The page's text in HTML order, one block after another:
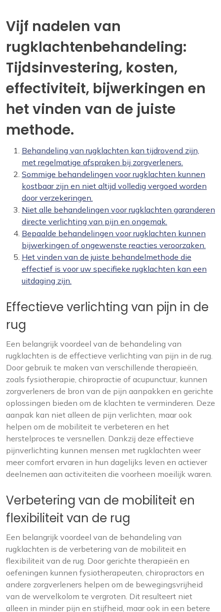
Vijf nadelen van
rugklachtenbehandeling:
Tijdsinvestering, kosten,
effectiviteit, bijwerkingen en
het vinden van de juiste
methode.
Behandeling van rugklachten kan tijdrovend zijn,
met regelmatige afspraken bij zorgverleners.
Sommige behandelingen voor rugklachten kunnen
kostbaar zijn en niet altijd volledig vergoed worden
door verzekeringen.
Niet alle behandelingen voor rugklachten garanderen
directe verlichting van pijn en ongemak.
Bepaalde behandelingen voor rugklachten kunnen
bijwerkingen of ongewenste reacties veroorzaken.
Het vinden van de juiste behandelmethode die
effectief is voor uw specifieke rugklachten kan een
uitdaging zijn.
Effectieve verlichting van pijn in de
rug
Een belangrijk voordeel van de behandeling van
rugklachten is de effectieve verlichting van pijn in de rug.
Door gebruik te maken van verschillende therapieën,
zoals fysiotherapie, chiropractie of acupunctuur, kunnen
zorgverleners de bron van de pijn aanpakken en gerichte
oplossingen bieden om de klachten te verminderen. Deze
aanpak kan niet alleen de pijn verlichten, maar ook
helpen om de mobiliteit te verbeteren en het
herstelproces te versnellen. Dankzij deze effectieve
pijnverlichting kunnen mensen met rugklachten weer
meer comfort ervaren in hun dagelijks leven en actiever
deelnemen aan activiteiten die voorheen moeilijk waren.
Verbetering van de mobiliteit en
flexibiliteit van de rug
Een belangrijk voordeel van de behandeling van
rugklachten is de verbetering van de mobiliteit en
flexibiliteit van de rug. Door gerichte therapieën en
oefeningen kunnen fysiotherapeuten, chiropractors en
andere zorgverleners helpen om de bewegingsvrijheid
van de wervelkolom te vergroten. Dit resulteert niet
alleen in minder pijn en stijfheid, maar ook in een betere